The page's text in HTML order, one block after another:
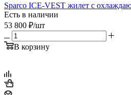
Sparco ICE-VEST жилет с
Есть в наличии
53 800 ₽/шт
В корзину